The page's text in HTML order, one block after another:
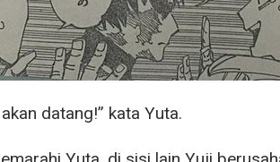
datang!” kata Yuta.